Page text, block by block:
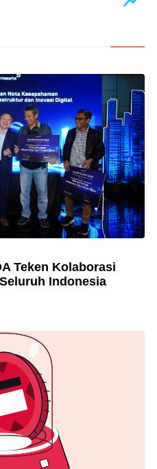
Teken Kolaborasi
Indonesia